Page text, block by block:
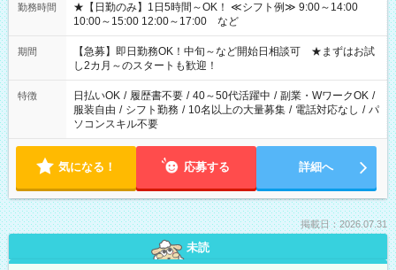
勤務時間
★【日勤のみ】1日5時間～OK！ ≪シフト例≫ 9:00～14:00
10:00～15:00 12:00～17:00 など
期間
【急募】即日勤務OK！中旬～など開始日相談可 ★まずはお試
し2カ月～のスタートも歓迎！
特徴 日払いOK / 履歴書不要 / 40～50代活躍中 / 副業・WワークOK /
服装自由 / シフト勤務 / 10名以上の大量募集 / 電話対応なし / パ
ソコンスキル不要
気になる！ 応募する 詳細へ
掲載日：2026.07.31
未読